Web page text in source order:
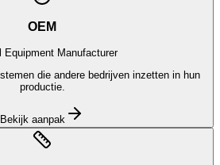
OEM
Equipment Manufacturer
die andere bedrijven inzetten in hun
productie.
Bekijk aanpak